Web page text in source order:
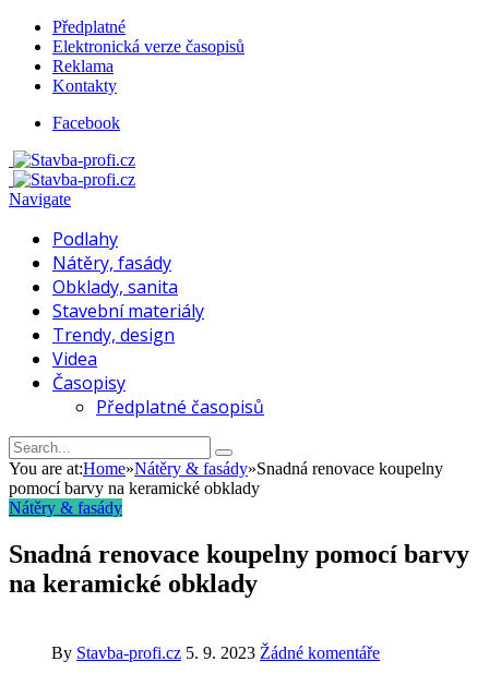
Předplatné
Elektronická verze časopisů
Reklama
Kontakty
Facebook
Navigate
Podlahy
Nátěry, fasády
Obklady, sanita
Stavební materiály
Trendy, design
Videa
Časopisy
Předplatné časopisů
You are at:Home»Nátěry & fasády»Snadná renovace koupelny
pomocí barvy na keramické obklady
Nátěry & fasády
Snadná renovace koupelny pomocí barvy
na keramické obklady
By Stavba-profi.cz 5. 9. 2023 Žádné komentáře